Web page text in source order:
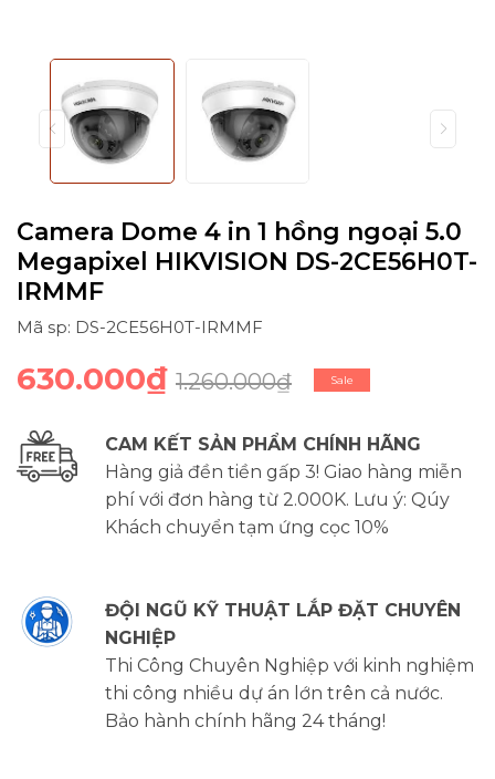
Camera Dome 4 in 1 hồng ngoại 5.0
Megapixel HIKVISION DS-2CE56H0T-
IRMMF
Mã sp: DS-2CE56H0T-IRMMF
630.000₫ 1.260.000₫ Sale
CAM KẾT SẢN PHẨM CHÍNH HÃNG
Hàng giả đền tiền gấp 3! Giao hàng miễn
phí với đơn hàng từ 2.000K. Lưu ý: Qúy
Khách chuyển tạm ứng cọc 10%
ĐỘI NGŨ KỸ THUẬT LẮP ĐẶT CHUYÊN
NGHIỆP
Thi Công Chuyên Nghiệp với kinh nghiệm
thi công nhiều dự án lớn trên cả nước.
Bảo hành chính hãng 24 tháng!